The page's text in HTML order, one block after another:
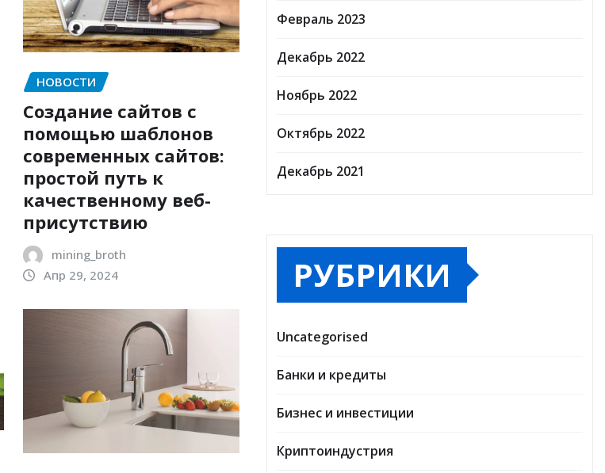
НОВОСТИ
Создание сайтов с
помощью шаблонов
современных сайтов:
простой путь к
качественному веб-
присутствию
mining_broth
Апр 29, 2024
Февраль 2023
Декабрь 2022
Ноябрь 2022
Октябрь 2022
Декабрь 2021
РУБРИКИ
Uncategorised
Банки и кредиты
Бизнес и инвестиции
Криптоиндустрия